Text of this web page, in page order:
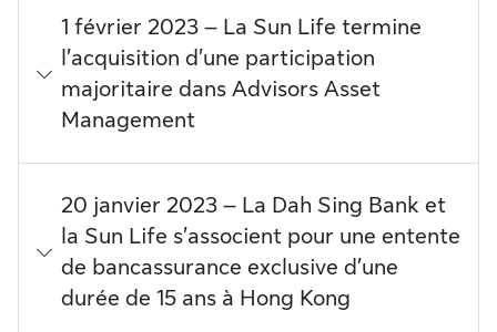
1 février 2023 – La Sun Life termine
l’acquisition d’une participation
majoritaire dans Advisors Asset
Management
20 janvier 2023 – La Dah Sing Bank et
la Sun Life s’associent pour une entente
de bancassurance exclusive d’une
durée de 15 ans à Hong Kong